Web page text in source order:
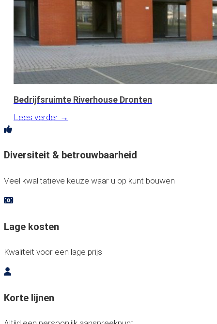
Bedrijfsruimte Riverhouse Dronten
Lees verder →
Diversiteit & betrouwbaarheid
Veel kwalitatieve keuze waar u op kunt bouwen
Lage kosten
Kwaliteit voor een lage prijs
Korte lijnen